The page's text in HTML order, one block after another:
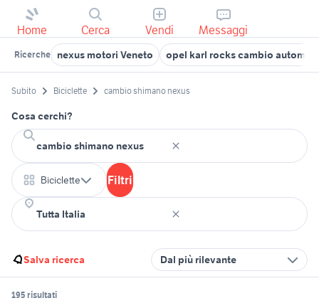
Home Cerca Vendi Messaggi
Ricerche nexus motori Veneto opel karl rocks cambio
Subito Biciclette cambio shimano nexus
Cosa cerchi?
Biciclette Filtri
Salva ricerca Dal più rilevante
195 risultati